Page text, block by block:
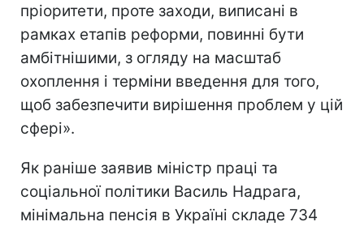
пріоритети, проте заходи, виписані в
рамках етапів реформи, повинні бути
амбітнішими, з огляду на масштаб
охоплення і терміни введення для того,
щоб забезпечити вирішення проблем у цій
сфері».
Як раніше заявив міністр праці та
соціальної політики Василь Надрага,
мінімальна пенсія в Україні складе 734